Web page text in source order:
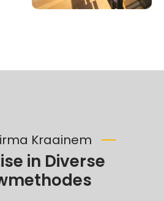
Kraainem
in Diverse